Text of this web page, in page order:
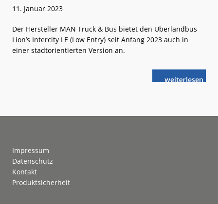
11. Januar 2023
Der Hersteller MAN Truck & Bus bietet den Überlandbus
Lion’s Intercity LE (Low Entry) seit Anfang 2023 auch in
einer stadtorientierten Version an.
weiterlese
nMAN:
Impressum
Datenschutz
Kontakt
Produktsicherheit